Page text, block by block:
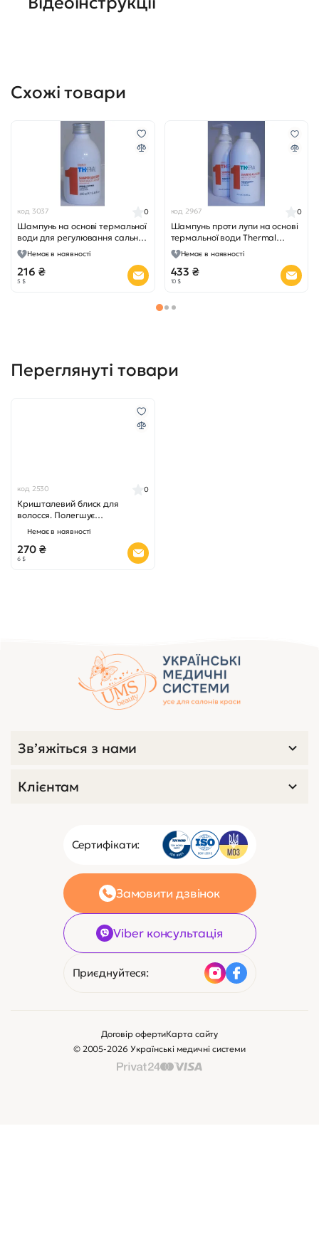
Схожі товари
код 3037
Шампунь на основі термальної
води для регулювання сальних
залоз, 250 мл.
0
Немає в наявності
216 ₴
5 $
код 2967
Шампунь проти лупи на основі
термальної води Thermal
Shampoo Antidandruff, 1000мл
0
Немає в наявності
433 ₴
10 $
Переглянуті товари
код 2530
Кришталевий блиск для
волосся. Полегшує
0
Немає в наявності
270 ₴
6 $
Сертифікати:
Замовити дзвінок
Viber консультація
Приєднуйтеся:
Зв’яжіться з нами
Клієнтам
© 2005-2026 Українські медичні системи
Договір офертиКарта сайту